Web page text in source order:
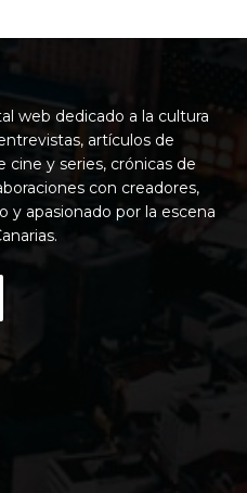
web dedicado a la cultura
artículos de
y series, crónicas de
con creadores,
apasionado por la escena